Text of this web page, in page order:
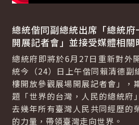
總統偕同副總統出席「總統
開展記者會」並接受媒體相關
總統府即將於6月27日重新對外
統今（24）日上午偕同賴清德副
樓開放參觀展場開展記者會」，
題「世界的台灣，人民的總統府
去幾年所有臺灣人民共同經歷的
的力量，帶領臺灣走向世界。